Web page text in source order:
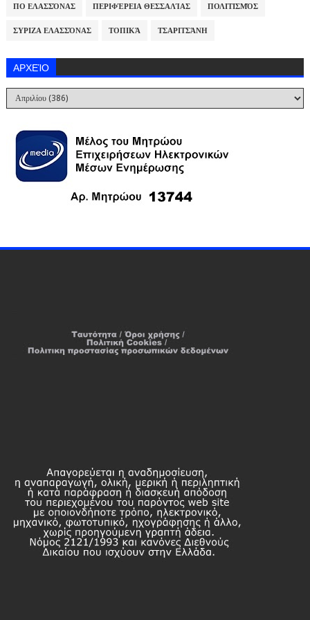
ΠΟ ΕΛΑΣΣΌΝΑΣ ΠΕΡΙΦΈΡΕΙΑ ΘΕΣΣΑΛΊΑΣ ΠΟΛΙΤΙΣΜΌΣ
ΣΥΡΙΖΑ ΕΛΑΣΣΌΝΑΣ ΤΟΠΙΚΆ ΤΣΑΡΙΤΣΆΝΗ
ΑΡΧΕΊΟ